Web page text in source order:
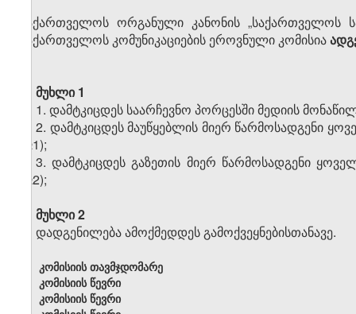
საქართველოს ორგანული კანონის „საქართველოს
საქართველოს კომუნიკაციების ეროვნული კომისია
მუხლი 1
1. დამტკიცდეს საარჩევნო პორცესში მედიის
2. დამტკიცდეს მაუწყებლის მიერ წარმოსადგენი
№1);
3. დამტკიცდეს გაზეთის მიერ წარმოსადგენი
№2);
მუხლი 2
დადგენილება ამოქმედდეს გამოქვეყნებისთანავე.
კომისიის თავმჯდომარე
კომისიის წევრი
კომისიის წევრი